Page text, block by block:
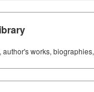
works,